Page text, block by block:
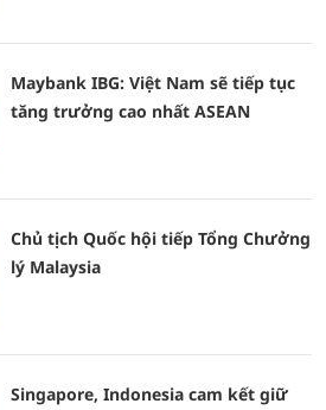
Maybank IBG: Việt Nam sẽ tiếp tục
tăng trưởng cao nhất ASEAN
Chủ tịch Quốc hội tiếp Tổng Chưởng
lý Malaysia
Singapore, Indonesia cam kết giữ